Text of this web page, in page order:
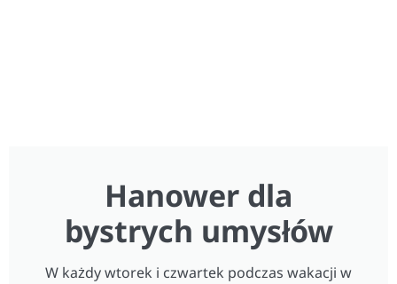
Hanower dla
bystrych umysłów
W każdy wtorek i czwartek podczas wakacji w